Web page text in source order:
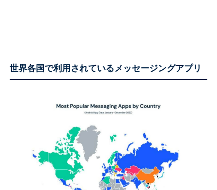
世界各国で利用されているメッセージングアプリ